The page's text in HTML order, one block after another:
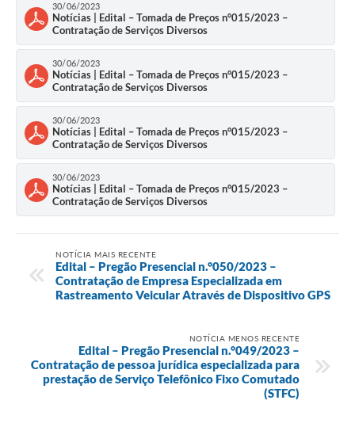
30/06/2023
Notícias | Edital – Tomada de Preços n°015/2023 –
Contratação de Serviços Diversos
30/06/2023
Notícias | Edital – Tomada de Preços n°015/2023 –
Contratação de Serviços Diversos
30/06/2023
Notícias | Edital – Tomada de Preços n°015/2023 –
Contratação de Serviços Diversos
30/06/2023
Notícias | Edital – Tomada de Preços n°015/2023 –
Contratação de Serviços Diversos
NOTÍCIA MAIS RECENTE
Edital – Pregão Presencial n.°050/2023 –
Contratação de Empresa Especializada em
Rastreamento Veicular Através de Dispositivo GPS
NOTÍCIA MENOS RECENTE
Edital – Pregão Presencial n.°049/2023 –
Contratação de pessoa jurídica especializada para
prestação de Serviço Telefônico Fixo Comutado
(STFC)